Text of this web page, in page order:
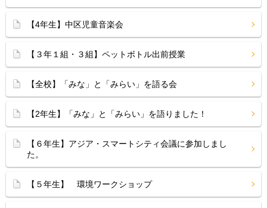
【4年生】中区児童音楽会
【３年１組・３組】ペットボトル出前授業
【全校】「みな」と「みらい」を語る会
【2年生】「みな」と「みらい」を語りました！
【６年生】アジア・スマートシティ会議に参加しまし
た。
【５年生】 環境ワークショップ